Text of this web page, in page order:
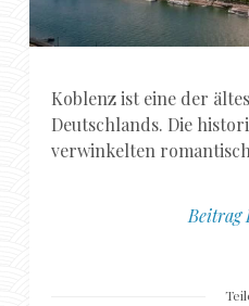
Koblenz ist eine der
Deutschlands. Die
verwinkelten
Beitrag